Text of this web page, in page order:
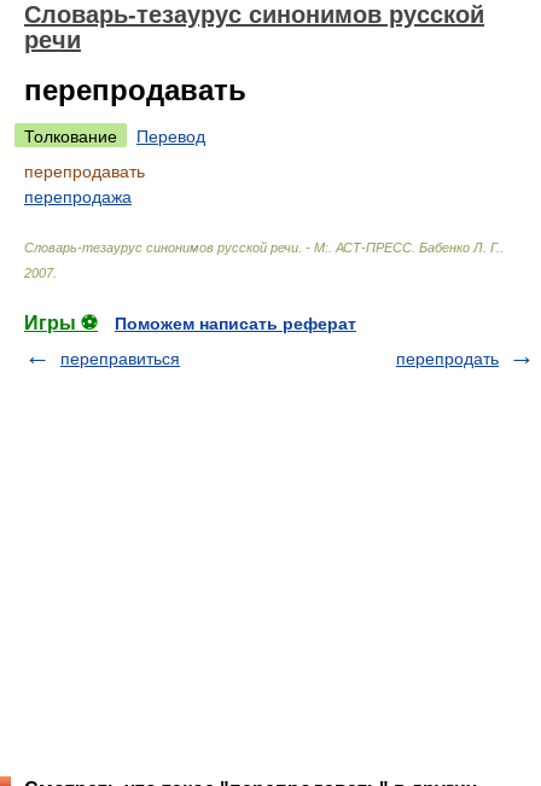
Словарь-тезаурус синонимов русской
речи
перепродавать
Толкование
Перевод
перепродавать
перепродажа
Словарь-тезаурус синонимов русской речи. - М:. АСТ-ПРЕСС Бабенко Л. Г.
2007.
Игры ⚽
Поможем написать реферат
переправиться
перепродать